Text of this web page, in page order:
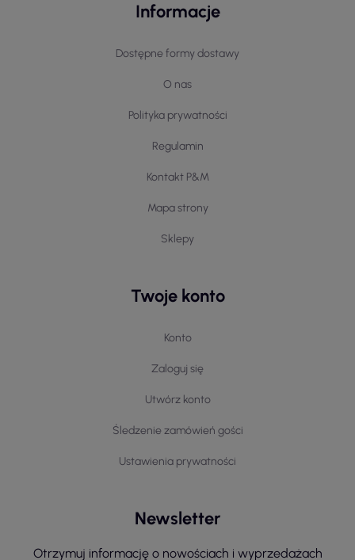
Informacje
Dostępne formy dostawy
O nas
Polityka prywatności
Regulamin
Kontakt P&M
Mapa strony
Sklepy
Twoje konto
Konto
Zaloguj się
Utwórz konto
Śledzenie zamówień gości
Ustawienia prywatności
Newsletter
Otrzymuj informację o nowościach i wyprzedażach